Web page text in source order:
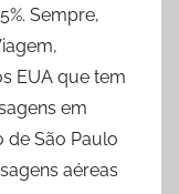
Sempre,
EUA que tem
em
de São Paulo
aéreas